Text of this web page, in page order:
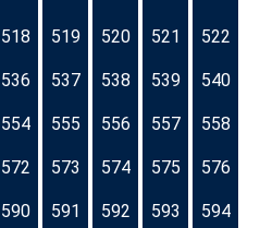
518 519 520 521 522
536 537 538 539 540
554 555 556 557 558
572 573 574 575 576
590 591 592 593 594